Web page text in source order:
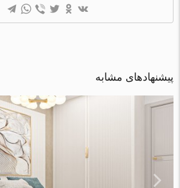
پیشنهادهای مشابه